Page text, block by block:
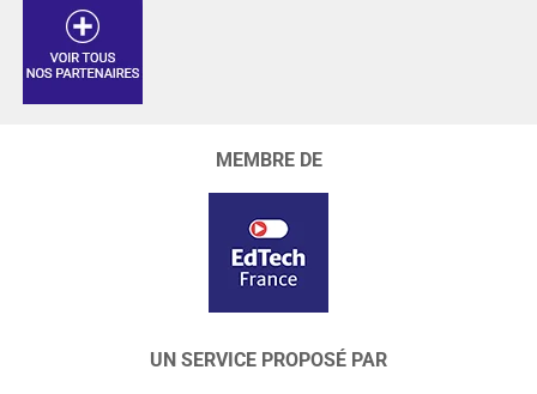
MEMBRE DE
UN SERVICE PROPOSÉ PAR